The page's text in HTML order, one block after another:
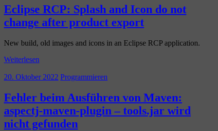
Eclipse RCP: Splash and Icon do not
change after product export
New build, old images and icons in an Eclipse RCP application.
Weiterlesen
20. Oktober 2022 Programmieren
Fehler beim Ausführen von Maven:
aspectj-maven-plugin – tools.jar wird
nicht gefunden